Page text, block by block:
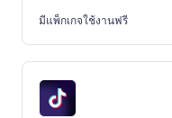
มีแพ็กเกจใช้งานฟรี